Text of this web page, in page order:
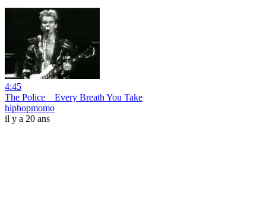
4:45
The Police _ Every Breath You Take
hiphopmomo
il y a 20 ans